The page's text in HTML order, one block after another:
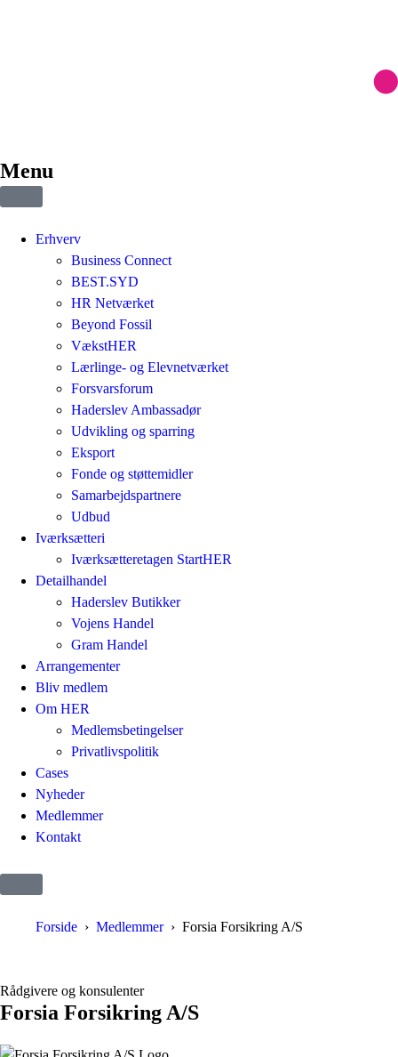
Menu
Erhverv
Business Connect
BEST.SYD
HR Netværket
Beyond Fossil
VækstHER
Lærlinge- og Elevnetværket
Forsvarsforum
Haderslev Ambassadør
Udvikling og sparring
Eksport
Fonde og støttemidler
Samarbejdspartnere
Udbud
Iværksætteri
Iværksætteretagen StartHER
Detailhandel
Haderslev Butikker
Vojens Handel
Gram Handel
Arrangementer
Bliv medlem
Om HER
Medlemsbetingelser
Privatlivspolitik
Cases
Nyheder
Medlemmer
Kontakt
Forside Medlemmer Forsia Forsikring A/S
Rådgivere og konsulenter
Forsia Forsikring A/S